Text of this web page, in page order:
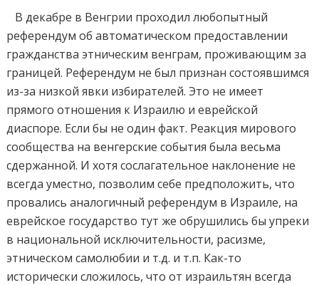
В декабре в Венгрии проходил любопытный
референдум об автоматическом предоставлении
гражданства этническим венграм, проживающим за
границей. Референдум не был признан состоявшимся
из-за низкой явки избирателей. Это не имеет
прямого отношения к Израилю и еврейской
диаспоре. Если бы не один факт. Реакция мирового
сообщества на венгерские события была весьма
сдержанной. И хотя сослагательное наклонение не
всегда уместно, позволим себе предположить, что
провались аналогичный референдум в Израиле, на
еврейское государство тут же обрушились бы упреки
в национальной исключительности, расизме,
этническом самолюбии и т.д. и т.п. Как-то
исторически сложилось, что от израильтян всегда